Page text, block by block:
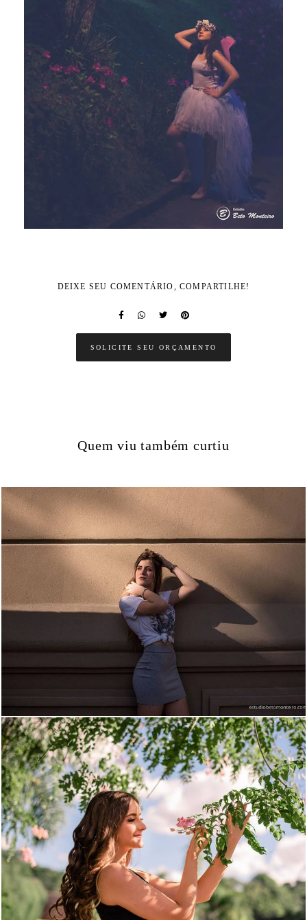
DEIXE SEU COMENTÁRIO, COMPARTILHE!
SOLICITE SEU ORÇAMENTO
Quem viu também curtiu
1816
1883 1